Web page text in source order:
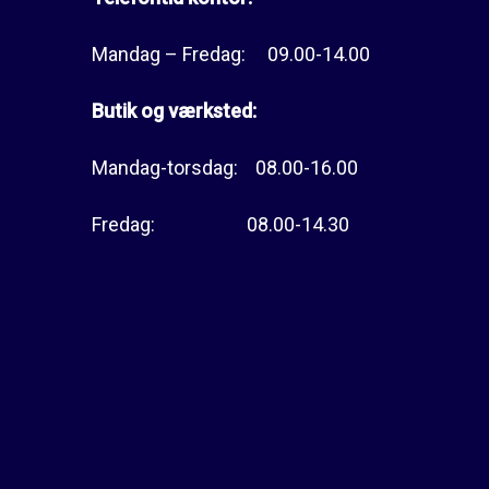
Mandag – Fredag: 09.00-14.00
Butik og værksted:
Mandag-torsdag: 08.00-16.00
Fredag: 08.00-14.30